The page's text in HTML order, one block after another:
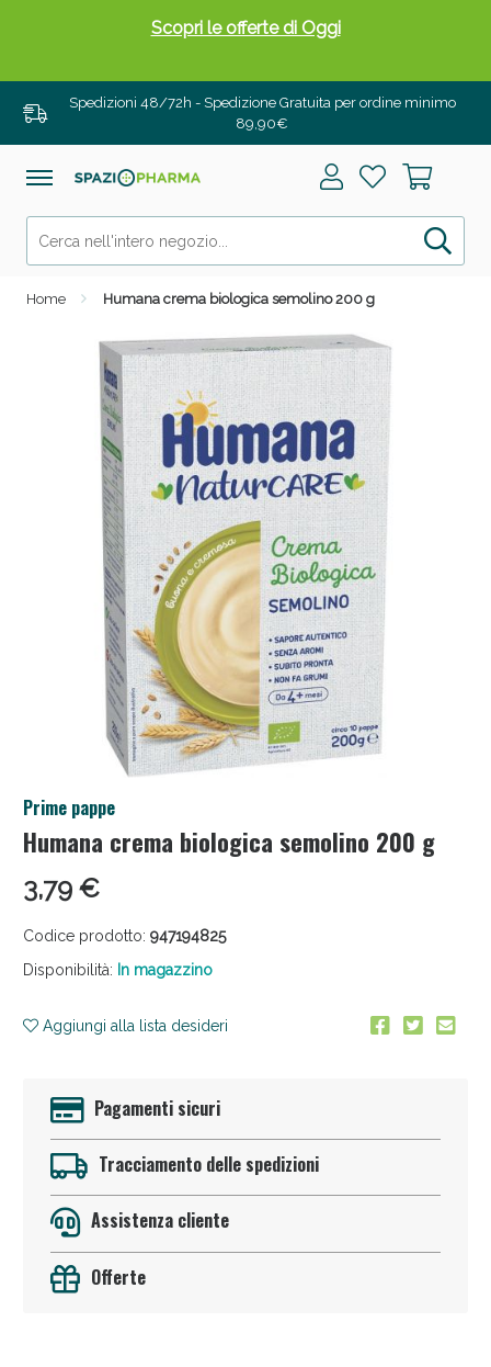
Spedizioni 48/72h - Spedizione Gratuita per ordine minimo
89,90€
Home Humana crema biologica semolino 200 g
Prime pappe
Humana crema biologica semolino 200 g
3,79 €
Codice prodotto: 947194825
Disponibilità: In magazzino
Aggiungi alla lista desideri
Pagamenti sicuri
Tracciamento delle spedizioni
Assistenza cliente
Offerte
Scopri le offerte di Oggi
Drenanti e Pancia Piatta: Sconti fino al 55% validi
solo per OGGI!
Salini e Multivitaminici: oggi Sconto extra fino al
Anticellulite e Fanghi: Sconto fino al 40% valido